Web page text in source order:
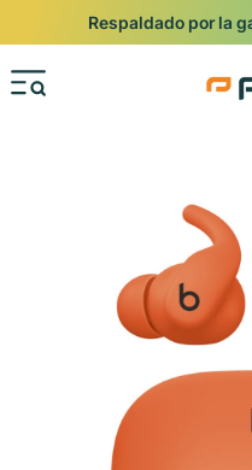
Ir al
Pide con Entrega Nocturna
Ir directamente a la